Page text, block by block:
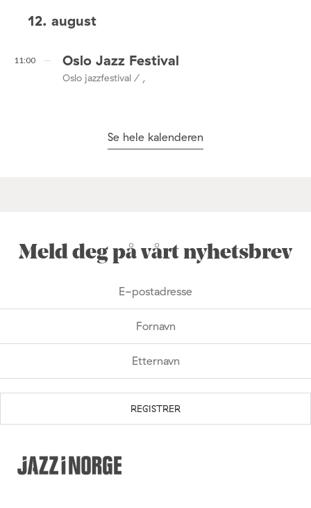
12. august
11:00 Oslo Jazz Festival
Oslo jazzfestival / ,
Se hele kalenderen
Meld deg på vårt nyhetsbrev